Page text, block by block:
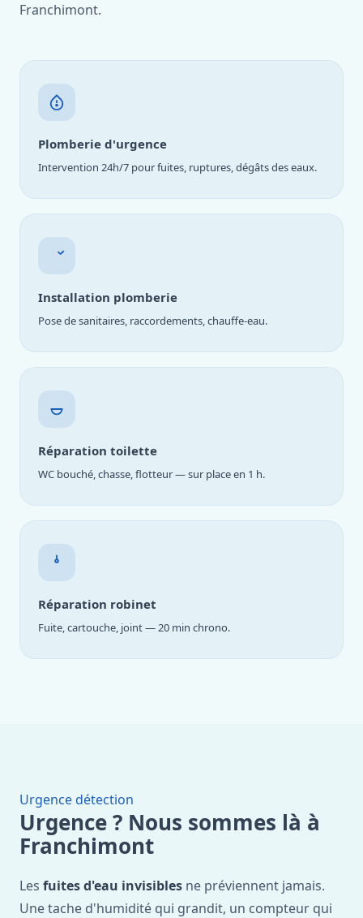
Franchimont.
Plomberie d'urgence
Intervention 24h/7 pour fuites, ruptures, dégâts des eaux.
Installation plomberie
Pose de sanitaires, raccordements, chauffe-eau.
Réparation toilette
WC bouché, chasse, flotteur — sur place en 1 h.
Réparation robinet
Fuite, cartouche, joint — 20 min chrono.
Urgence détection
Urgence ? Nous sommes là à
Franchimont
Les fuites d'eau invisibles ne préviennent jamais.
Une tache d'humidité qui grandit, un compteur qui